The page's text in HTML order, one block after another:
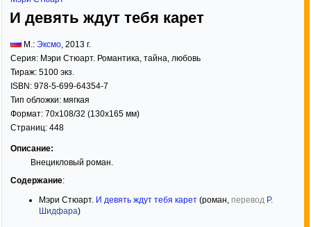
И девять ждут тебя карет
М.: Эксмо 2013 г.
Серия: Мэри Стюарт. Романтика, тайна, любовь
Тираж: 5100 экз.
ISBN: 978-5-699-64354-7
Тип обложки: мягкая
Формат: 70x108/32 (130x165 мм)
Страниц: 448
Описание:
Внецикловый роман.
Содержание:
Мэри Стюарт. И девять ждут тебя карет (роман, перевод Р.
Шидфара)